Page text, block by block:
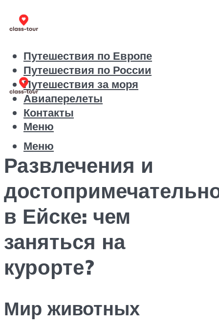
Путешествия по Европе
Путешествия по России
Путешествия за моря
Авиаперелеты
Контакты
Меню
Меню
Развлечения и
в Ейске: чем
заняться на
курорте?
Мир животных